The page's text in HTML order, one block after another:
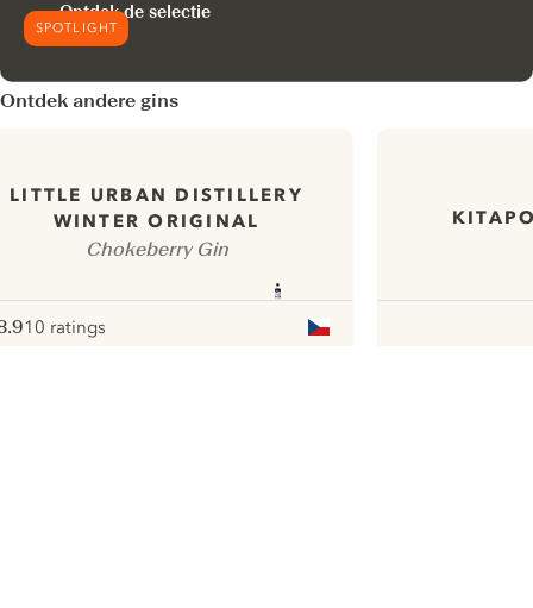
SPOTLIGHT
Ontdek de selectie
Ontdek andere gins
LITTLE URBAN DISTILLERY
WINTER ORIGINAL
Chokeberry Gin
10 ratings